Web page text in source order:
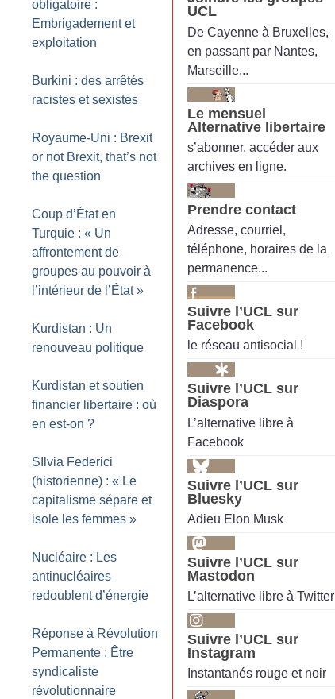
obligatoire :
Embrigadement et
exploitation
Burkini : des arrêtés
racistes et sexistes
Royaume-Uni : Brexit
or not Brexit, that’s not
the question
Coup d’État en
Turquie : « Un
affrontement de
groupes au pouvoir à
l’intérieur de l’État »
Kurdistan : Un
renouveau politique
Kurdistan et soutien
financier libertaire : où
en est-on ?
SIlvia Federici
(historienne) : « Le
capitalisme sépare et
isole les femmes »
Nucléaire : Les
antinucléaires
redoublent d’énergie
Réponse à Révolution
Permanente : Être
syndicaliste
révolutionnaire
UCL
De Cayenne à Bruxelles,
en passant par Nantes,
Marseille...
Le mensuel
Alternative libertaire
s’abonner, accéder aux
archives en ligne.
Prendre contact
Adresse, courriel,
téléphone, horaires de la
permanence...
Suivre l’UCL sur
Facebook
le réseau antisocial !
Suivre l’UCL sur
Diaspora
L’alternative libre à
Facebook
Suivre l’UCL sur
Bluesky
Adieu Elon Musk
Suivre l’UCL sur
Mastodon
L’alternative libre à Twitter
Suivre l’UCL sur
Instagram
Instantanés rouge et noir